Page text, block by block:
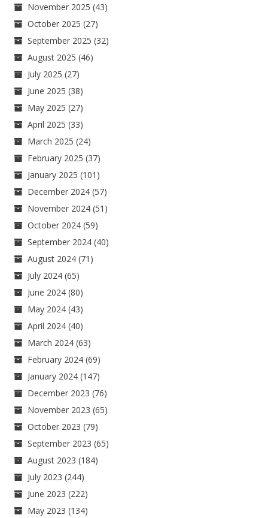
November 2025 (43)
October 2025 (27)
September 2025 (32)
August 2025 (46)
July 2025 (27)
June 2025 (38)
May 2025 (27)
April 2025 (33)
March 2025 (24)
February 2025 (37)
January 2025 (101)
December 2024 (57)
November 2024 (51)
October 2024 (59)
September 2024 (40)
August 2024 (71)
July 2024 (65)
June 2024 (80)
May 2024 (43)
April 2024 (40)
March 2024 (63)
February 2024 (69)
January 2024 (147)
December 2023 (76)
November 2023 (65)
October 2023 (79)
September 2023 (65)
August 2023 (184)
July 2023 (244)
June 2023 (222)
May 2023 (134)